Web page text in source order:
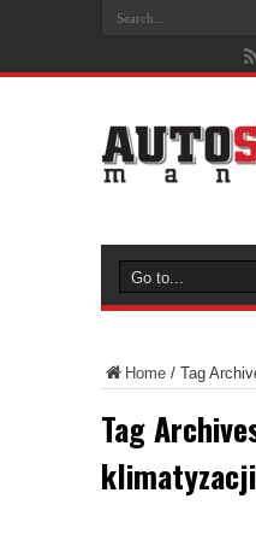
Home / Tag
Tag
klimatyzacji